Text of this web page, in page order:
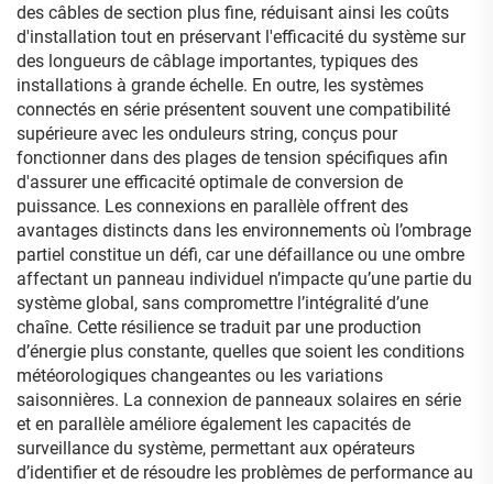
des câbles de section plus fine, réduisant ainsi les coûts
d'installation tout en préservant l'efficacité du système sur
des longueurs de câblage importantes, typiques des
installations à grande échelle. En outre, les systèmes
connectés en série présentent souvent une compatibilité
supérieure avec les onduleurs string, conçus pour
fonctionner dans des plages de tension spécifiques afin
d'assurer une efficacité optimale de conversion de
puissance. Les connexions en parallèle offrent des
avantages distincts dans les environnements où l’ombrage
partiel constitue un défi, car une défaillance ou une ombre
affectant un panneau individuel n’impacte qu’une partie du
système global, sans compromettre l’intégralité d’une
chaîne. Cette résilience se traduit par une production
d’énergie plus constante, quelles que soient les conditions
météorologiques changeantes ou les variations
saisonnières. La connexion de panneaux solaires en série
et en parallèle améliore également les capacités de
surveillance du système, permettant aux opérateurs
d’identifier et de résoudre les problèmes de performance au